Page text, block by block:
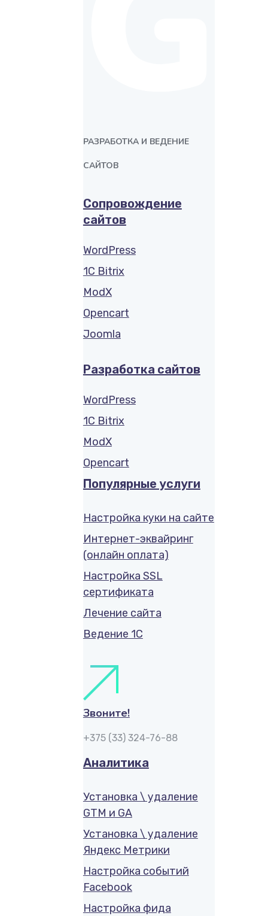
РАЗРАБОТКА И ВЕДЕНИЕ
САЙТОВ
Сопровождение
сайтов
WordPress
1C Bitrix
ModX
Opencart
Joomla
Разработка сайтов
WordPress
1C Bitrix
ModX
Opencart
Популярные услуги
Настройка куки на сайте
Интернет-эквайринг
(онлайн оплата)
Настройка SSL
сертификата
Лечение сайта
Ведение 1С
Звоните!
+375 (33) 324-76-88
Аналитика
Установка \ удаление
GTM и GA
Установка \ удаление
Яндекс Метрики
Настройка событий
Facebook
Настройка фида